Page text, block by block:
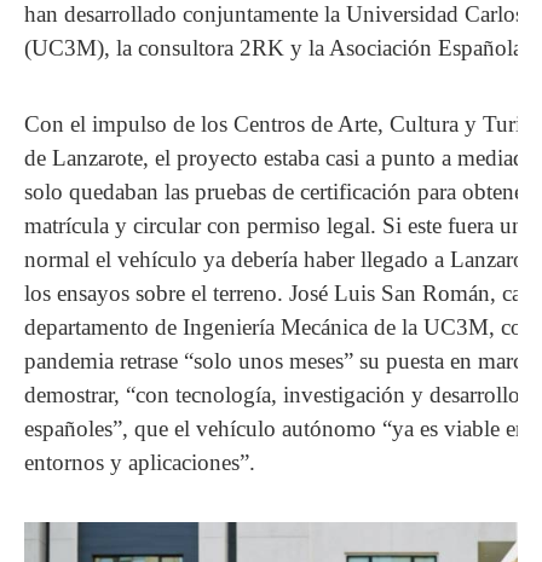
han desarrollado conjuntamente la Universidad Carlos
(UC3M), la consultora 2RK y la Asociación Española
Con el impulso de los Centros de Arte, Cultura y
de Lanzarote, el proyecto estaba casi a punto a
solo quedaban las pruebas de certificación para obtener
matrícula y circular con permiso legal. Si este fuera un
normal el vehículo ya debería haber llegado a
los ensayos sobre el terreno. José Luis San Román,
departamento de Ingeniería Mecánica de la UC3M,
pandemia retrase “solo unos meses” su puesta en
demostrar, “con tecnología, investigación y desarrollo
españoles”, que el vehículo autónomo “ya es viable en
entornos y aplicaciones”.